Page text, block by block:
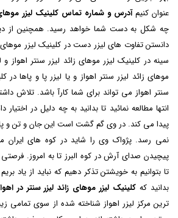
عنوان کنیمآدرس و شماره تماس کلینیک لیزر موهای
چه شکل به دست شما خواهد رسید. همچنین از
دانستن تفاوت های لیزر دست در کلینیک لیزر موهای
سینه در کلینیک لیزر موهای زائد لیزر سنتر اهواز و
موهای زائد لیزر سنتر اهواز و یا لیزر پا و پاها در
سنتر اهواز می تواند برای شما کارآ باشد. تلاش
انتها مطالعه نمائید تا بدانید به چه دلیل در
پیدا می کند. در وی گم گشت است این جان و تن و
نمی رسد. پژواک وی را شاید در کوه های ایران
پیچیدن صدای آرش در کوه البرز تا به امروز.
تا بتوانیم به خویشتن تذکر دهیم که نباید از یاد
بدانید که کلینیک لیزر موهای زائد لیزر سنتر در
ترین مرکز لیزر اهواز شناخته شده از سوی تمامی